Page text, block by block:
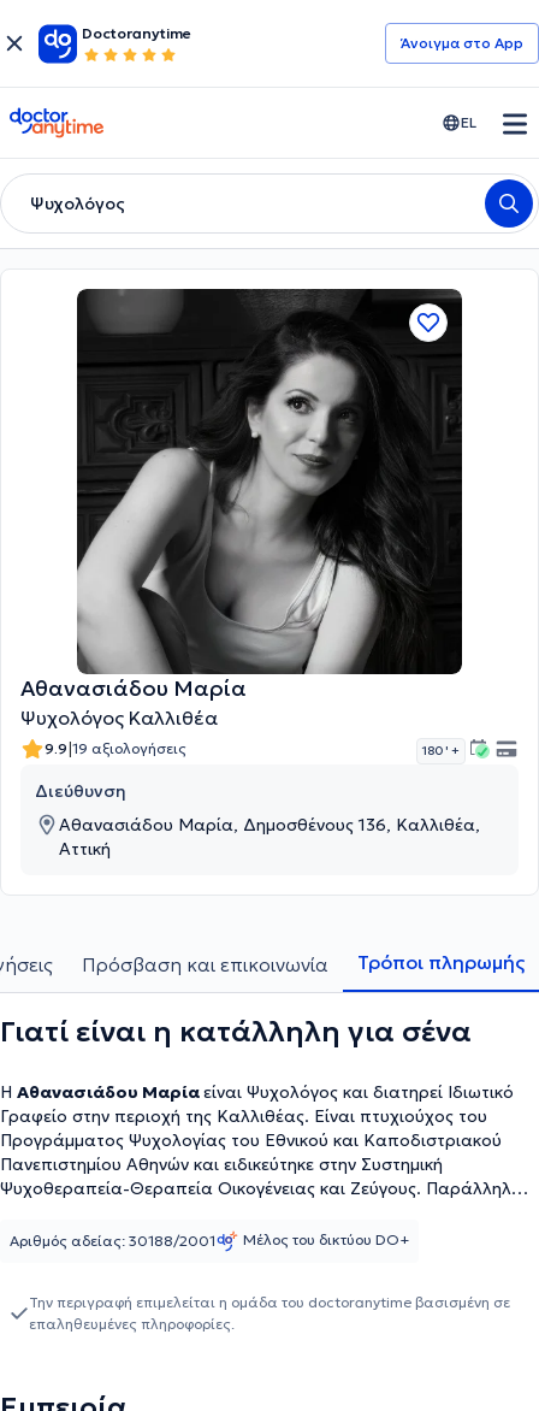
Doctoranytime
Άνοιγμα στο App
doctoranytime EL
Ψυχολόγος
Αθανασιάδου Μαρία
Ψυχολόγος Καλλιθέα
9.9|19 αξιολογήσεις 180 ' +
Διεύθυνση
Αθανασιάδου Μαρία, Δημοσθένους 136, Καλλιθέα,
Αττική
Πρόσβαση και επικοινωνία Τρόποι πληρωμής
Γιατί είναι η κατάλληλη για σένα
Η Αθανασιάδου Μαρίαείναι Ψυχολόγος και διατηρεί Ιδιωτικό
Γραφείο στην περιοχή της Καλλιθέας. Είναι πτυχιούχος του
Προγράμματος Ψυχολογίας του Εθνικού και Καποδιστριακού
Πανεπιστημίου Αθηνών και ειδικεύτηκε στην Συστημική
Ψυχοθεραπεία-Θεραπεία Οικογένειας και Ζεύγους. Παράλληλα,
Ψυχιατρικής ως Ψυχολόγος-Επιστημονικά Υπεύθυνη σε Ανοιχτές
Ψυχολόγων και συνεχώς παρακολουθεί τις επιστημονικές
εξελίξεις στον χώρο της Ψυχικής Υγείας με την συμμετοχή της σε
διαφόρων ειδικοτήτων, όπως Ψυχιάτρους, Κοινωνικούς
Αριθμός αδείας: 30188/2001 Μέλος του δικτύου DO+
Την περιγραφή επιμελείται η ομάδα του doctoranytime βασισμένη σε
επαληθευμένες πληροφορίες.